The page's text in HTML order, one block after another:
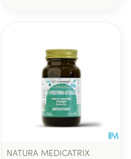
NATURA MEDICATRIX